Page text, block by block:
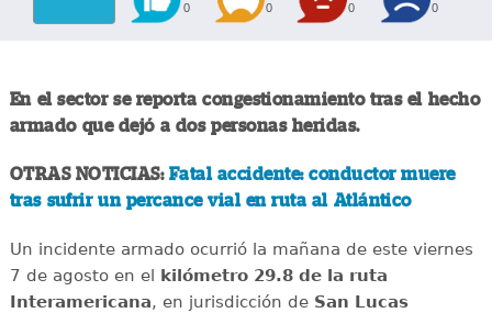
0 0 0 0
En el sector se reporta congestionamiento tras el hecho
armado que dejó a dos personas heridas.
OTRAS NOTICIAS: Fatal accidente: conductor muere
tras sufrir un percance vial en ruta al Atlántico
Un incidente armado ocurrió la mañana de este viernes
7 de agosto en el kilómetro 29.8 de la ruta
Interamericana, en jurisdicción de San Lucas